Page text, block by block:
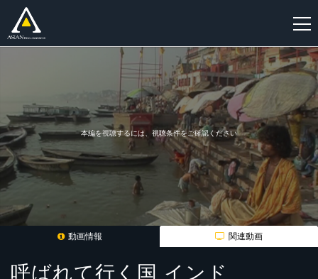
新
登
録
本編を視聴するには、視聴条件をご確認ください
動画情報 関連動画
呼ばれて行く国 インド